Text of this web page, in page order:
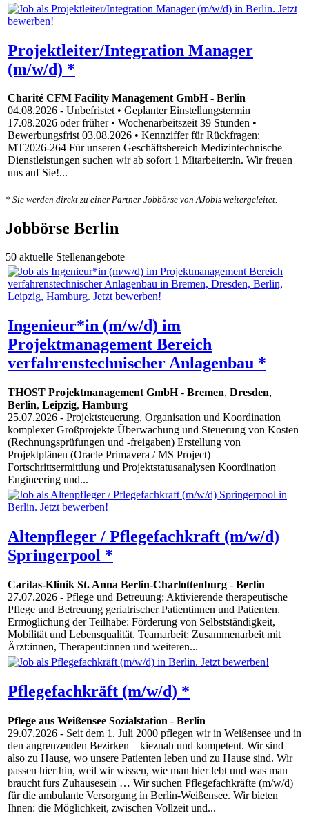
Projektleiter/Integration Manager
(m/w/d) *
Charité CFM Facility Management GmbH- Berlin
04.08.2026 - Unbefristet • Geplanter Einstellungstermin
17.08.2026 oder früher • Wochenarbeitszeit 39 Stunden •
Bewerbungsfrist 03.08.2026 • Kennziffer für Rückfragen:
MT2026-264 Für unseren Geschäftsbereich Medizintechnische
Dienstleistungen suchen wir ab sofort 1 Mitarbeiter:in. Wir freuen
uns auf Sie!...
* Sie werden direkt zu einer Partner-Jobbörse von AJobis weitergeleitet.
Jobbörse Berlin
50 aktuelle Stellenangebote
Ingenieur*in (m/w/d) im
Projektmanagement Bereich
verfahrenstechnischer Anlagenbau *
THOST Projektmanagement GmbH- Bremen, Dresden,
Berlin, Leipzig, Hamburg
25.07.2026 - Projektsteuerung, Organisation und Koordination
komplexer Großprojekte Überwachung und Steuerung von Kosten
(Rechnungsprüfungen und -freigaben) Erstellung von
Projektplänen (Oracle Primavera / MS Project)
Fortschrittsermittlung und Projektstatusanalysen Koordination
Engineering und...
Altenpfleger / Pflegefachkraft (m/w/d)
Springerpool *
Caritas-Klinik St. Anna Berlin-Charlottenburg - Berlin
27.07.2026 - Pflege und Betreuung: Aktivierende therapeutische
Pflege und Betreuung geriatrischer Patientinnen und Patienten.
Ermöglichung der Teilhabe: Förderung von Selbstständigkeit,
Mobilität und Lebensqualität. Teamarbeit: Zusammenarbeit mit
Ärzt:innen, Therapeut:innen und weiteren...
Pflegefachkräft (m/w/d) *
Pflege aus Weißensee Sozialstation - Berlin
29.07.2026 - Seit dem 1. Juli 2000 pflegen wir in Weißensee und in
den angrenzenden Bezirken – kieznah und kompetent. Wir sind
also zu Hause, wo unsere Patienten leben und zu Hause sind. Wir
passen hier hin, weil wir wissen, wie man hier lebt und was man
braucht fürs Zuhausesein … Wir suchen Pflegefachkräfte (m/w/d)
für die ambulante Versorgung in Berlin-Weißensee. Wir bieten
Ihnen: die Möglichkeit, zwischen Vollzeit und...